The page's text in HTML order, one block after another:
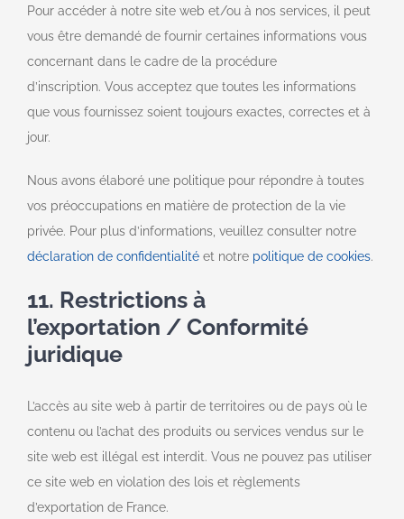
Pour accéder à notre site web et/ou à nos services, il peut
vous être demandé de fournir certaines informations vous
concernant dans le cadre de la procédure
d’inscription. Vous acceptez que toutes les informations
que vous fournissez soient toujours exactes, correctes et à
jour.
Nous avons élaboré une politique pour répondre à toutes
vos préoccupations en matière de protection de la vie
privée. Pour plus d’informations, veuillez consulter notre
déclaration de confidentialité et notre politique de cookies.
11. Restrictions à
l’exportation / Conformité
juridique
L’accès au site web à partir de territoires ou de pays où le
contenu ou l’achat des produits ou services vendus sur le
site web est illégal est interdit. Vous ne pouvez pas utiliser
ce site web en violation des lois et règlements
d’exportation de France.